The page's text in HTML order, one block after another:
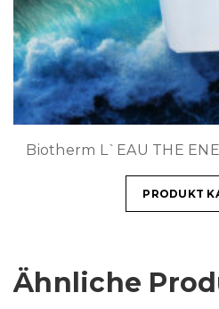
Biotherm L`EAU THE
PRODUKT
Ähnliche